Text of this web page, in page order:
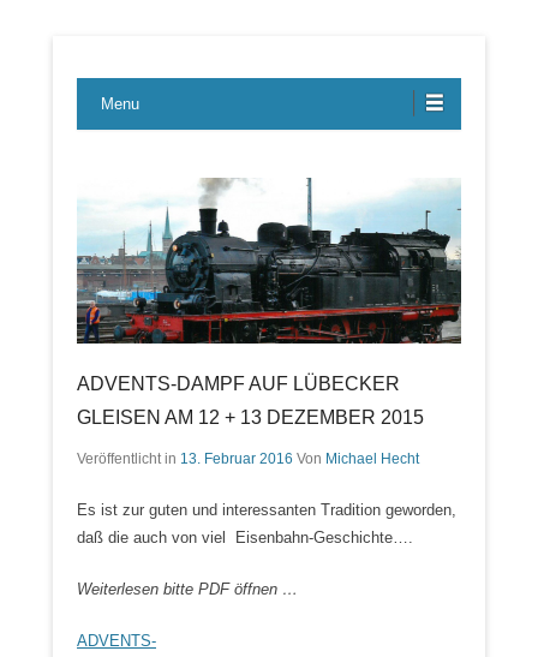
LBE-Express
Menu
ADVENTS-DAMPF AUF LÜBECKER
GLEISEN AM 12 + 13 DEZEMBER 2015
Veröffentlicht in 13. Februar 2016 Von Michael Hecht
Es ist zur guten und interessanten Tradition geworden,
daß die auch von viel Eisenbahn-Geschichte….
Weiterlesen bitte PDF öffnen …
ADVENTS-